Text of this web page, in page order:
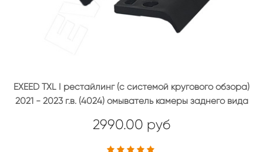
EXEED TXL I рестайлинг (с системой кругового обзора)
2021 - 2023 г.в. (4024) омыватель камеры заднего вида
2990.00 руб